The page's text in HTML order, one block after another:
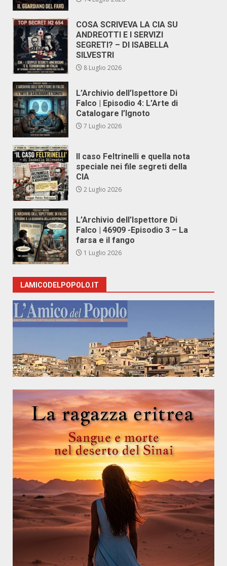
COSA SCRIVEVA LA CIA SU
ANDREOTTI E I SERVIZI
SEGRETI? – DI ISABELLA
SILVESTRI
8 Luglio 2026
L’Archivio dell’Ispettore Di
Falco | Episodio 4: L’Arte di
Catalogare l’Ignoto
7 Luglio 2026
Il caso Feltrinelli e quella nota
speciale nei file segreti della
CIA
2 Luglio 2026
L’Archivio dell’Ispettore Di
Falco | 46909 -Episodio 3 – La
farsa e il fango
1 Luglio 2026
LAMICODELPOPOLO.IT